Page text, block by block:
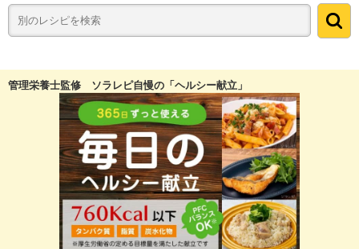
管理栄養士監修 ソラレピ自慢の「ヘルシー献立」